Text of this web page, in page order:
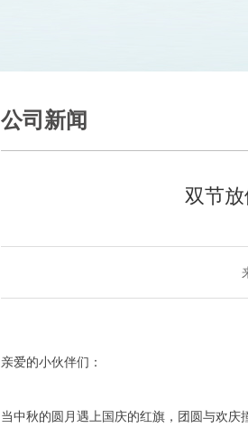
公司新闻
双节
亲爱的小伙伴们：
当中秋的圆月遇上国庆的红旗，团圆与欢